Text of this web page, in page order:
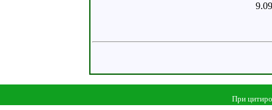
При